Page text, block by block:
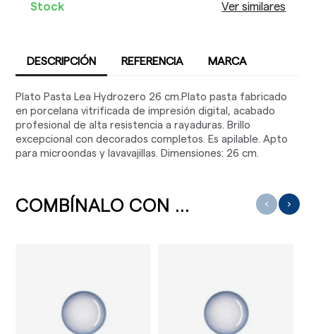
Stock Ver similares
DESCRIPCIÓN REFERENCIA MARCA
Plato Pasta Lea Hydrozero 26 cm.Plato pasta fabricado
en porcelana vitrificada de impresión digital, acabado
profesional de alta resistencia a rayaduras. Brillo
excepcional con decorados completos. Es apilable. Apto
para microondas y lavavajillas. Dimensiones: 26 cm.
COMBÍNALO CON ... ‹ ›